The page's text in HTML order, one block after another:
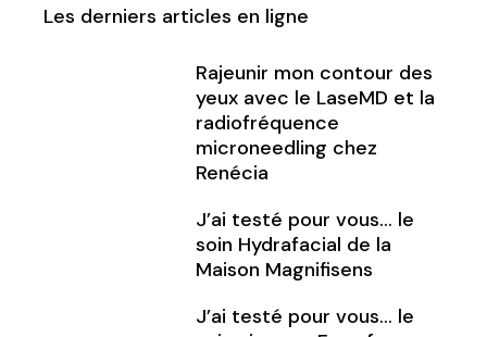
Les derniers articles en ligne
Rajeunir mon contour des
yeux avec le LaseMD et la
radiofréquence
microneedling chez
Renécia
J’ai testé pour vous… le
soin Hydrafacial de la
Maison Magnifisens
J’ai testé pour vous… le